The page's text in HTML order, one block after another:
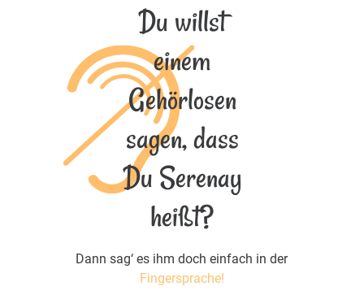
Du willst
einem
Gehörlosen
sagen, dass
Du Serenay
heißt?
Dann sag‘ es ihm doch einfach in der
Fingersprache!